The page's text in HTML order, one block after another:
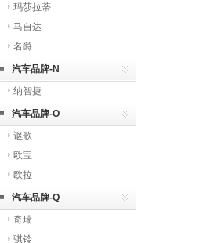
玛莎拉蒂
马自达
名爵
汽车品牌-N
纳智捷
汽车品牌-O
讴歌
欧宝
欧拉
汽车品牌-Q
奇瑞
骐铃